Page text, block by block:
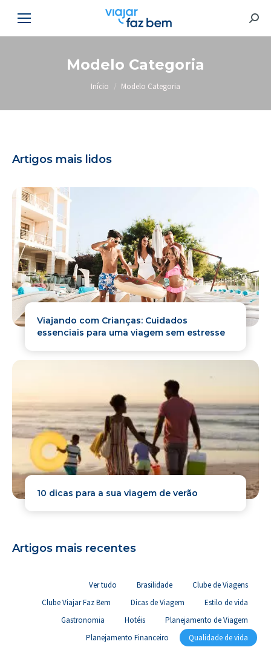
Modelo Categoria
Você está aqui:
Início Modelo Categoria
Artigos mais lidos
Viajando com Crianças: Cuidados
essenciais para uma viagem sem estresse
10 dicas para a sua viagem de verão
Artigos mais recentes
Ver tudo Brasilidade
Clube de Viagens
Clube Viajar Faz Bem
Dicas de Viagem
Estilo de vida
Gastronomia
Hotéis
Planejamento de Viagem
Planejamento Financeiro
Qualidade de vida